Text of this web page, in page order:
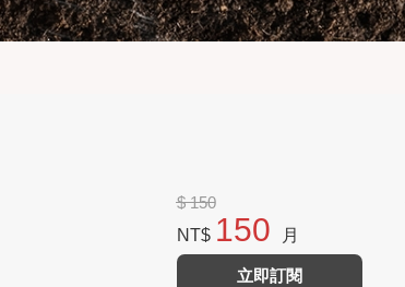
$ 150
NT$ 150 月
立即訂閱